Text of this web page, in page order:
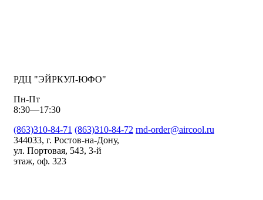
РДЦ "ЭЙРКУЛ-ЮФО"
Пн-Пт
8:30—17:30
(863)310-84-71 (863)310-84-72 rnd-order@aircool.ru
344033, г. Ростов-на-Дону,
ул. Портовая, 543, 3-й
этаж, оф. 323